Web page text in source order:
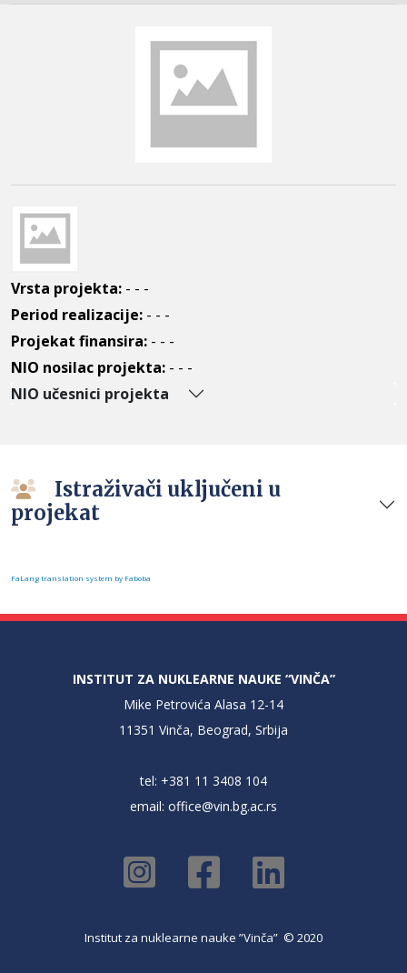
Vrsta projekta: - - -
Period realizacije: - - -
Projekat finansira: - - -
NIO nosilac projekta: - - -
NIO učesnici projekta
Istraživači uključeni u
projekat
FaLang translation system by Faboba
INSTITUT ZA NUKLEARNE NAUKE “VINČA”
Mike Petrovića Alasa 12-14
11351 Vinča, Beograd, Srbija
tel: +381 11 3408 104
email: office@vin.bg.ac.rs
Institut za nuklearne nauke ”Vinča” © 2020